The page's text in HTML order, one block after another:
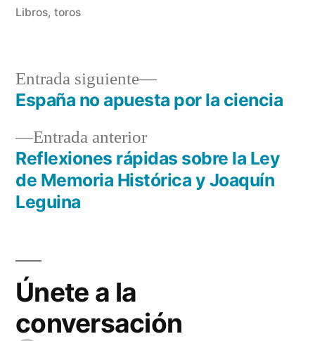
por
Rivas
Libros, toros
Navegación
de
entradas
Entrada anteriorEntrada
anterior:
Reflexiones rápidas sobre la Ley
de Memoria Histórica y Joaquín
Leguina
Entrada siguiente
Entrada
siguiente:
España no apuesta por la ciencia
Únete a la
conversación